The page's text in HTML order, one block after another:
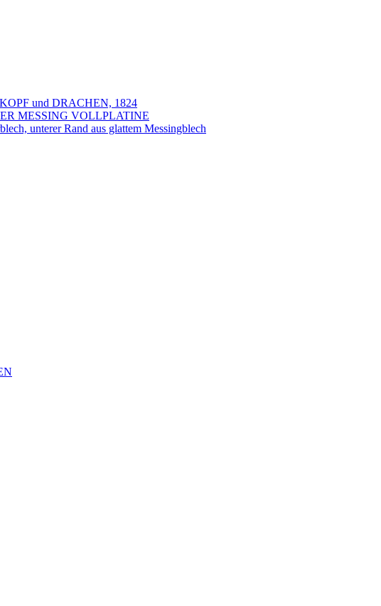
und DRACHEN, 1824
MESSING VOLLPLATINE
unterer Rand aus glattem Messingblech